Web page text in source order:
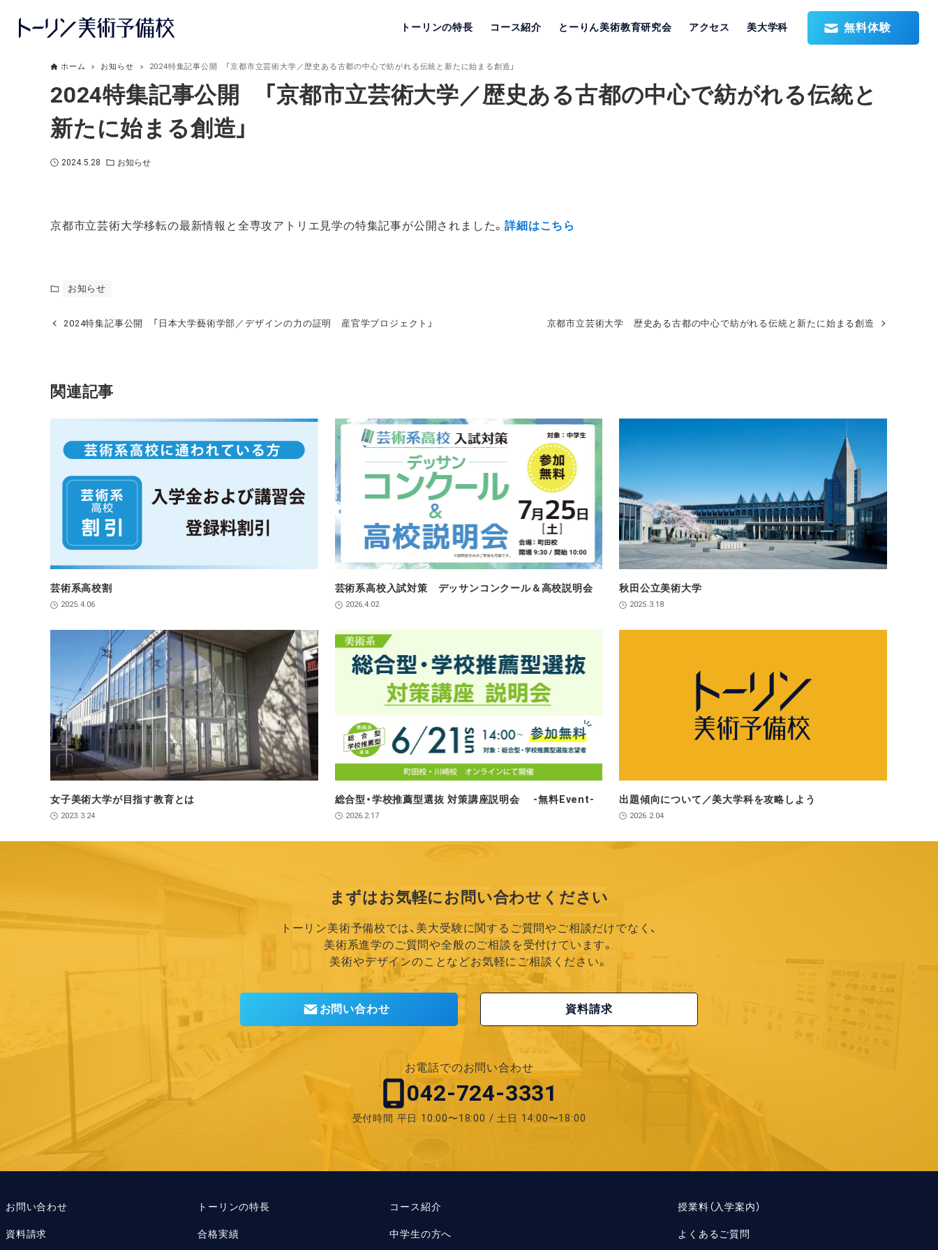
トーリンの特長 コース紹介 とーりん美術教育研究会 アクセス 美大学科 無料体験
ホーム お知らせ 2024特集記事公開 「京都市立芸術大学／歴史ある古都の中心で紡がれる伝統と新たに始まる創造」
2024特集記事公開 「京都市立芸術大学／歴史ある古都の中心で紡がれる伝統と
新たに始まる創造」
2024.5.28 お知らせ
京都市立芸術大学移転の最新情報と全専攻アトリエ見学の特集記事が公開されました。詳細はこちら
お知らせ
2024特集記事公開 「日本大学藝術学部／デザインの力の証明 産官学プロジェクト」 京都市立芸術大学 歴史ある古都の中心で紡がれる伝統と新たに始まる創造
関連記事
芸術系高校割
2025.4.06
芸術系高校入試対策 デッサンコンクール＆高校説明会
2026.4.02
秋田公立美術大学
2025.3.18
女子美術大学が目指す教育とは
2023.3.24
総合型・学校推薦型選抜 対策講座説明会 ‐無料Event‐
2026.2.17
出題傾向について／美大学科を攻略しよう
2026.2.04
まずはお気軽にお問い合わせください
トーリン美術予備校では、 美大受験に関するご質問やご相談だけでなく、
美術系進学のご質問や全般のご相談を受付けています。
美術やデザインのことなどお気軽にご相談ください。
お問い合わせ 資料請求
お電話でのお問い合わせ
042-724-3331
受付時間 平日 10:00〜18:00 / 土日 14:00〜18:00
お問い合わせ
資料請求
トーリンの特長
合格実績
コース紹介
中学生の方へ
授業料（入学案内）
よくあるご質問